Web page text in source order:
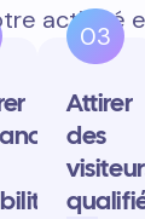
activité
03
Attirer
des